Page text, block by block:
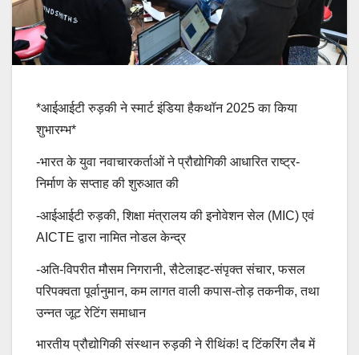
*आईआईटी रुड़की ने स्मार्ट इंडिया हैकथॉन 2025 का किया
शुभारम्भ*
-भारत के युवा नवाचारकर्ताओं ने प्रौद्योगिकी आधारित राष्ट्र-
निर्माण के सप्ताह की शुरुआत की
-आईआईटी रुड़की, शिक्षा मंत्रालय की इनोवेशन सेल (MIC) एवं
AICTE द्वारा नामित नोडल केन्द्र
-अति-विपरीत मौसम निगरानी, सैटेलाइट-संपृक्त संचार, फसल
परिपक्वता पूर्वानुमान, कम लागत वाली कपास-तोड़ तकनीक, तथा
उन्नत जूट रेटिंग समाधान
भारतीय प्रौद्योगिकी संस्थान रुड़की ने रीथिंक! द टिंकरिंग लैब में